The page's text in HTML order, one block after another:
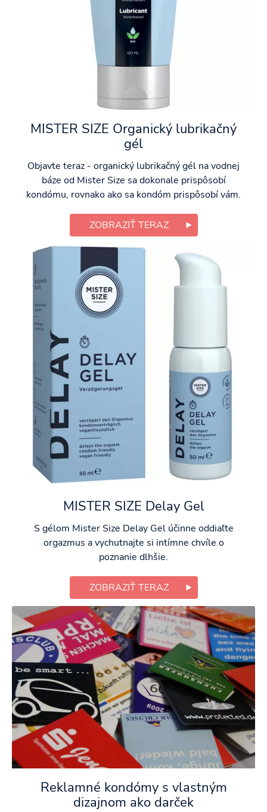
MISTER SIZE Organický lubrikačný
gél
Objavte teraz - organický lubrikačný gél na vodnej
báze od Mister Size sa dokonale prispôsobí
kondómu, rovnako ako sa kondóm prispôsobí vám.
ZOBRAZIŤ TERAZ
MISTER SIZE Delay Gel
S gélom Mister Size Delay Gel účinne oddiaľte
orgazmus a vychutnajte si intímne chvíle o
poznanie dlhšie.
ZOBRAZIŤ TERAZ
Reklamné kondómy s vlastným
dizajnom ako darček